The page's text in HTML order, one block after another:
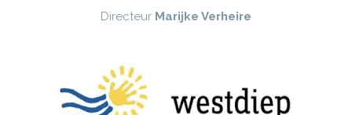
Directeur Marijke Verheire